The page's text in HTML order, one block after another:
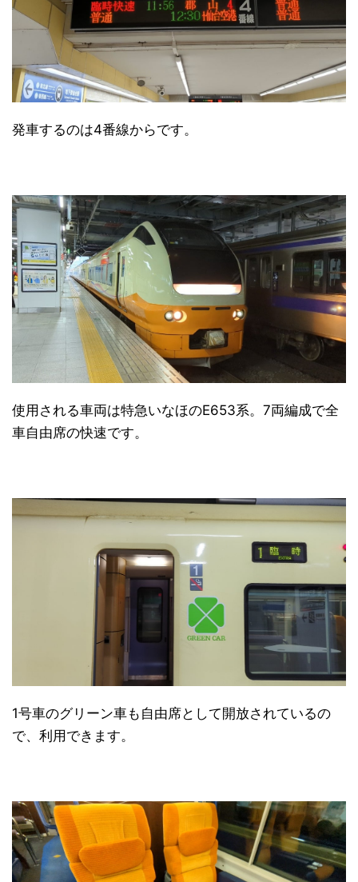
発車するのは4番線からです。
使用される車両は特急いなほのE653系。7両編成で全
車自由席の快速です。
1号車のグリーン車も自由席として開放されているの
で、利用できます。